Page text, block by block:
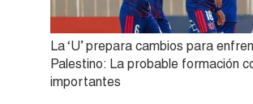
La ‘U’ prepara cambios para
Palestino: La probable formación
importantes